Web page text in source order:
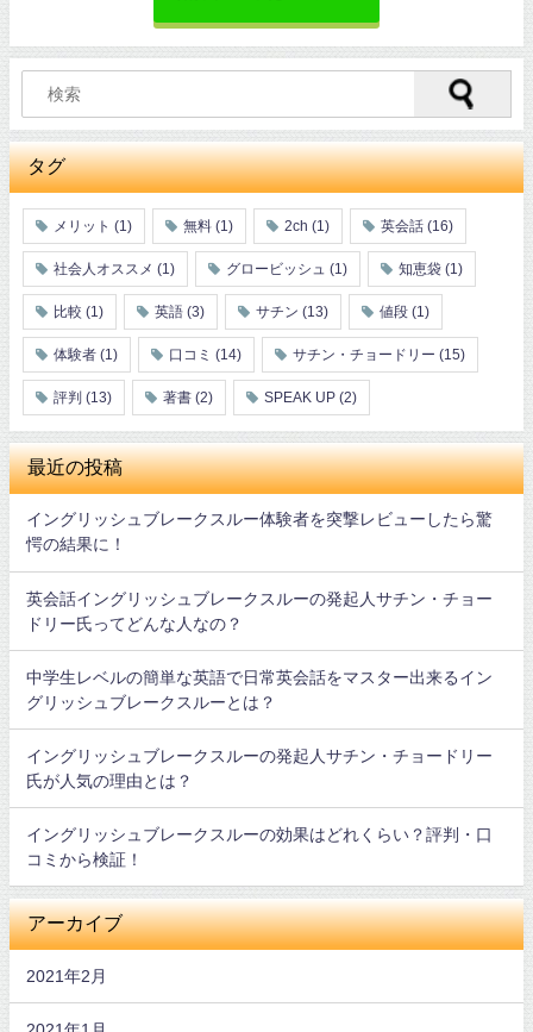
タグ
メリット (1) 無料 (1) 2ch (1) 英会話 (16)
社会人オススメ (1) グロービッシュ (1) 知恵袋 (1)
比較 (1) 英語 (3) サチン (13) 値段 (1)
体験者 (1) 口コミ (14) サチン・チョードリー (15)
評判 (13) 著書 (2) SPEAK UP (2)
最近の投稿
イングリッシュブレークスルー体験者を突撃レビューしたら驚
愕の結果に！
英会話イングリッシュブレークスルーの発起人サチン・チョー
ドリー氏ってどんな人なの？
中学生レベルの簡単な英語で日常英会話をマスター出来るイン
グリッシュブレークスルーとは？
イングリッシュブレークスルーの発起人サチン・チョードリー
氏が人気の理由とは？
イングリッシュブレークスルーの効果はどれくらい？評判・口
コミから検証！
アーカイブ
2021年2月